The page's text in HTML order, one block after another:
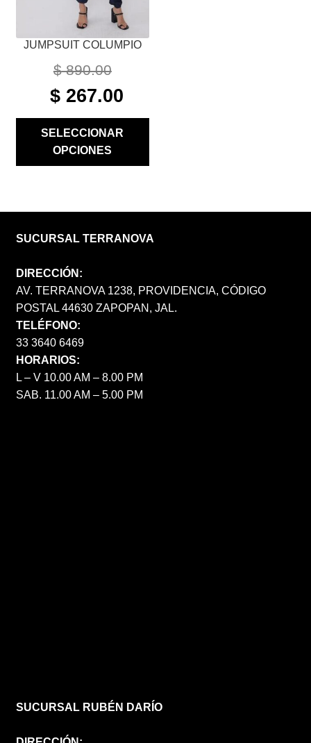
JUMPSUIT COLUMPIO
$890.00
ORIGINAL
PRICE
$ 267.00
SELECCIONAR
OPCIONES
DE
PRODUCTO
SUCURSAL TERRANOVA
DIRECCIÓN:
AV. TERRANOVA 1238, PROVIDENCIA, CÓDIGO
POSTAL 44630 ZAPOPAN, JAL.
TELÉFONO:
33 3640 6469
HORARIOS:
L – V 10.00 AM – 8.00 PM
SAB. 11.00 AM – 5.00 PM
SUCURSAL RUBÉN DARÍO